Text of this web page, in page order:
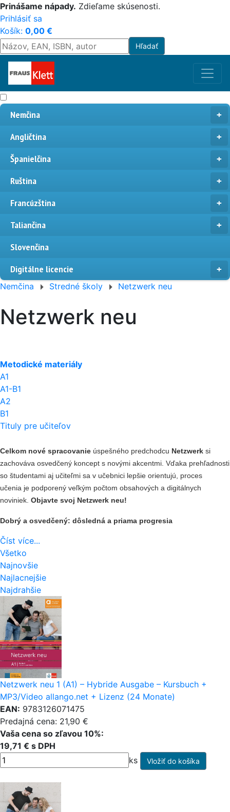
Prinášame nápady. Zdieľame skúsenosti.
Prihlásiť sa
Košík: 0,00 €
Nemčina
Angličtina
Španielčina
Ruština
Francúzština
Taliančina
Slovenčina
Digitálne licencie
Nemčina Stredné školy Netzwerk neu
Netzwerk neu
Metodické materiály
A1
A1-B1
A2
B1
Tituly pre učiteľov
Celkom nové spracovanie úspešného predchodcu Netzwerk si
zachováva osvedčený koncept s novými akcentmi. Vďaka prehľadnosti
so študentami aj učiteľmi sa v učebnici lepšie orientujú, proces
učenia je podporený veľkým počtom obsahových a digitálnych
noviniek. Objavte svoj Netzwerk neu!
Dobrý a osvedčený: dôsledná a priama progresia
Číst více...
Všetko
Najnovšie
Najlacnejšie
Najdrahšie
Netzwerk neu 1 (A1) – Hybride Ausgabe – Kursbuch +
MP3/Video allango.net + Lizenz (24 Monate)
EAN: 9783126071475
Predajná cena: 21,90 €
Vaša cena so zľavou 10%:
19,71 € s DPH
ks